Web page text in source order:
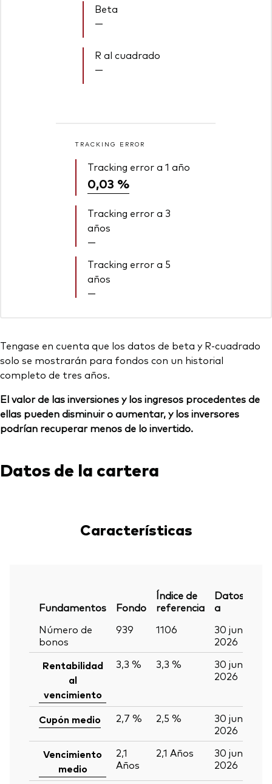
Beta
—
R al cuadrado
—
TRACKING ERROR
Tracking error a 1 año
0,03 %
Tracking error a 3
años
—
Tracking error a 5
años
—
Tengase en cuenta que los datos de beta y R-cuadrado
solo se mostrarán para fondos con un historial
completo de tres años.
El valor de las inversiones y los ingresos procedentes de
ellas pueden disminuir o aumentar, y los inversores
podrían recuperar menos de lo invertido.
Datos de la cartera
Características
Fundamentos Fondo
Índice de
referencia
Datos
a
Número de
bonos
939 1106
30 jun
2026
Rentabilidad
al
vencimiento
3,3 % 3,3 %
30 jun
2026
Cupón medio 2,7 % 2,5 %
30 jun
2026
Vencimiento
medio
2,1
Años
2,1 Años
30 jun
2026